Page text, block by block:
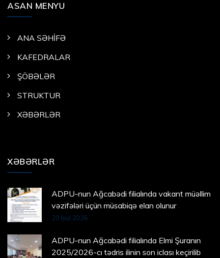
ASAN MENYU
ANA SƏHİFƏ
KAFEDRALAR
ŞÖBƏLƏR
STRUKTUR
XƏBƏRLƏR
XƏBƏRLƏR
ADPU-nun Ağcabədi filialında vakant müəllim
vəzifələri üçün müsabiqə elan olunur
20 İyul 2026
ADPU-nun Ağcabədi filialında Elmi Şuranın
2025/2026-cı tədris ilinin son iclası keçirilib